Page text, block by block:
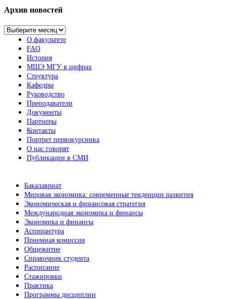
Архив новостей
Архив
новостейО факультете
FAQ
История
МШЭ МГУ в цифрах
Структура
Кафедры
Руководство
Преподаватели
Документы
Партнеры
Контакты
Портрет первокурсника
О нас говорят
Публикации в СМИ
Бакалавриат
Мировая экономика: современные тенденции развития
Экономическая и финансовая стратегия
Международная экономика и финансы
Экономика и финансы
Аспирантура
Приемная комиссия
Общежитие
Справочник студента
Расписание
Стажировки
Практика
Программы дисциплин